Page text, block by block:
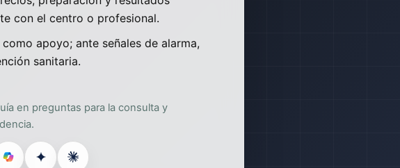
con el centro o profesional.
apoyo; ante señales de alarma,
sanitaria.
en preguntas para la consulta y